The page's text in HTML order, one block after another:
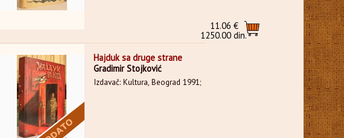
11.06 €
1250.00 din.
Hajduk sa druge strane
Gradimir Stojković
Izdavač: Kultura, Beograd 1991;